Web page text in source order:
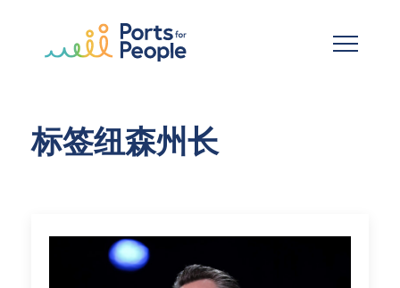
标签纽森州长